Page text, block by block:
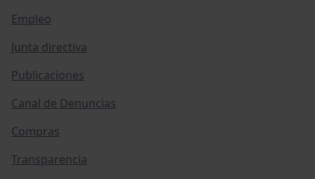
Empleo
Junta directiva
Publicaciones
Canal de Denuncias
Compras
Transparencia